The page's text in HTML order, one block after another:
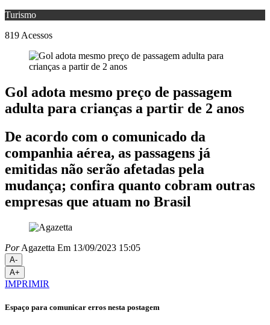
Turismo
819 Acessos
Gol adota mesmo preço de passagem
adulta para crianças a partir de 2 anos
De acordo com o comunicado da
companhia aérea, as passagens já
emitidas não serão afetadas pela
mudança; confira quanto cobram outras
empresas que atuam no Brasil
PorAgazetta Em 13/09/2023 15:05
A-
A+
IMPRIMIR
Espaço para comunicar erros nesta postagem